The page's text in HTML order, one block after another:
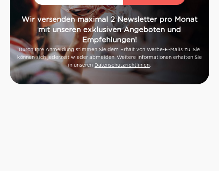
Wir versenden maximal 2 Newsletter pro Monat
mit unseren exklusiven Angeboten und
Empfehlungen!
Durch Ihre Anmeldung stimmen Sie dem Erhalt von Werbe-E-Mails zu. Sie
können sich jederzeit wieder abmelden. Weitere Informationen erhalten Sie
in unseren Datenschutzrichtlinien